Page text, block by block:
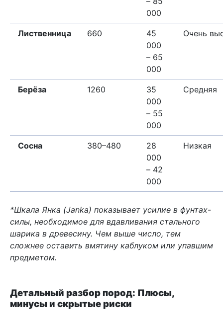
000
Лиственница 660
45
000
– 65
000
Очень
Берёза 1260
35
000
– 55
000
Средняя
Сосна 380–480
28
000
– 42
000
Низкая
*Шкала Янка (Janka) показывает усилие в фунтах-
силы, необходимое для вдавливания стального
шарика в древесину. Чем выше число, тем
сложнее оставить вмятину каблуком или упавшим
предметом.
Детальный разбор пород: Плюсы,
минусы и скрытые риски